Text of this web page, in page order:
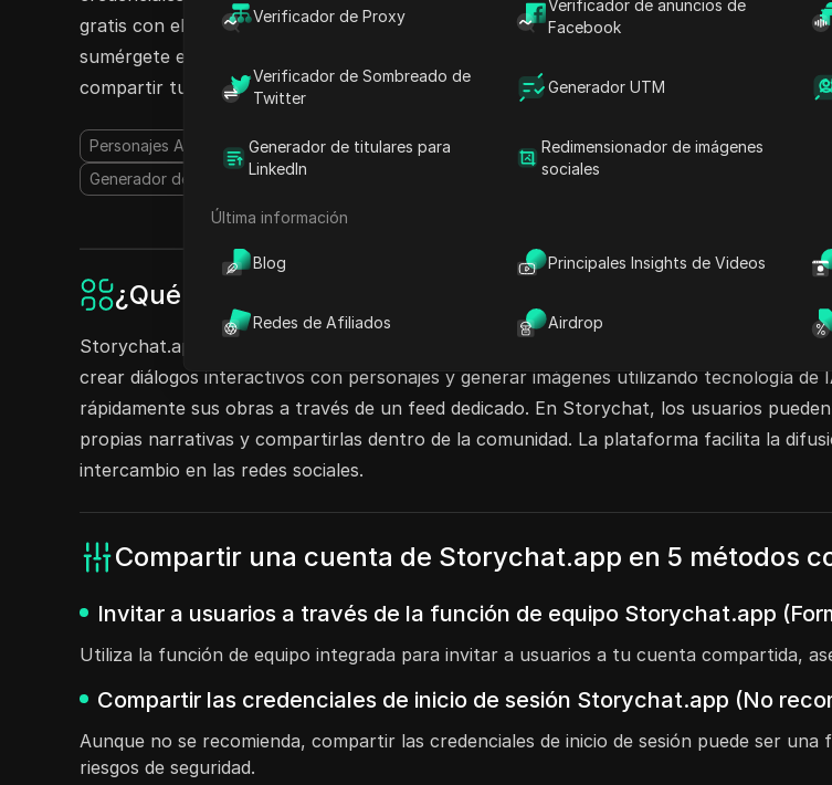
Verificador de Proxy
Verificador de anuncios de
Facebook
Verificador de Sombreado de
Twitter
Generador UTM
Generador de titulares para
LinkedIn
Redimensionador de imágenes
sociales
Última información
Blog Principales Insights de Videos
Redes de Afiliados Airdrop
gratis con el plan Starter, experimenta respuestas más rápidas con Basic por solo $5/
sumérgete en la generación de imágenes y videos con el plan Premium a $10/mes.
compartir tu experiencia en Storychat hoy!
Personajes AI Chatbot AI Generador de Historias AI Roleplay de IA
Generador de Imágenes AI
Generador de Videos AI
¿Qué es Storychat.app?
Storychat.app es una plataforma conversacional impulsada por IA diseñada para
crear diálogos interactivos con personajes y generar imágenes utilizando tecnología
rápidamente sus obras a través de un feed dedicado. En Storychat, los usuarios
propias narrativas y compartirlas dentro de la comunidad. La plataforma facilita la
intercambio en las redes sociales.
Compartir una cuenta de Storychat.app en 5 métodos
Invitar a usuarios a través de la función de equipo Storychat.app
Utiliza la función de equipo integrada para invitar a usuarios a tu cuenta compartida,
Compartir las credenciales de inicio de sesión Storychat.app (No
Aunque no se recomienda, compartir las credenciales de inicio de sesión puede ser
riesgos de seguridad.